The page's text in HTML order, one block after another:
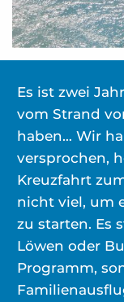
Es ist zwei
vom Strand
haben… Wir
versprochen,
Kreuzfahrt
nicht viel, um
zu starten. Es
Löwen oder
Programm,